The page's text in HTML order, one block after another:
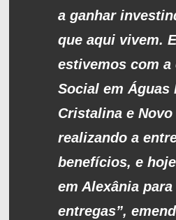
a ganhar
que aqui vivem.
estivemos com
Social em Águas
Cristalina e Novo
realizando a
benefícios, e
em Alexânia
entregas”,